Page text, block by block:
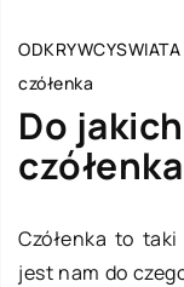
ODKRYWCYSWIATA
czółenka
Do
czółenka
Czółenka to
jest nam do